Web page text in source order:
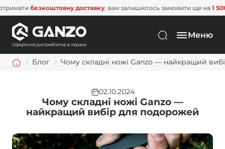
доставку, вам залишилось замовити ще на1 500 грн. Не
Меню
Блог Чому складні ножі Ganzo — найкращий
02.10.2024
Чому складні ножі Ganzo —
найкращий вибір для подорожей